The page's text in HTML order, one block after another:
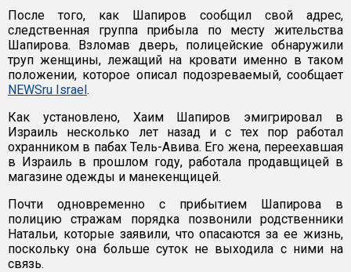
После того, как Шапиров сообщил свой адрес,
следственная группа прибыла по месту жительства
Шапирова. Взломав дверь, полицейские обнаружили
труп женщины, лежащий на кровати именно в таком
положении, которое описал подозреваемый, сообщает
NEWSru Israel.
Как установлено, Хаим Шапиров эмигрировал в
Израиль несколько лет назад и с тех пор работал
охранником в пабах Тель-Авива. Его жена, переехавшая
в Израиль в прошлом году, работала продавщицей в
магазине одежды и манекенщицей.
Почти одновременно с прибытием Шапирова в
полицию стражам порядка позвонили родственники
Натальи, которые заявили, что опасаются за ее жизнь,
поскольку она больше суток не выходила с ними на
связь.